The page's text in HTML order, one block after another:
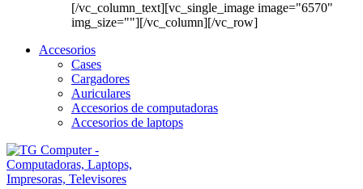
[/vc_column_text][vc_single_image image="6570"
img_size=""][/vc_column][/vc_row]
Accesorios
Cases
Cargadores
Auriculares
Accesorios de computadoras
Accesorios de laptops